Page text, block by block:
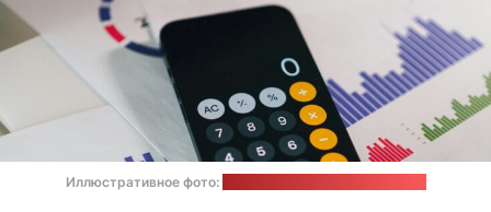
Иллюстративное фото: